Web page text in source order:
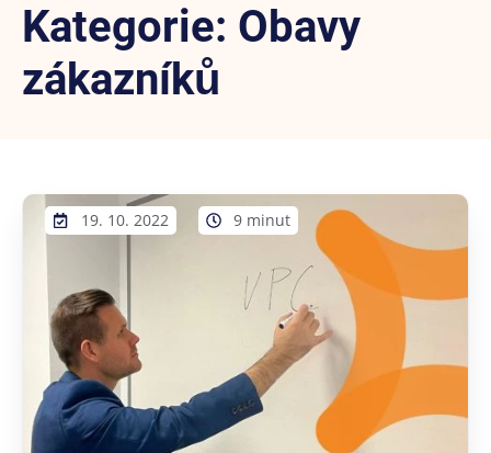
Kategorie: Obavy
zákazníků
19. 10. 2022 9 minut